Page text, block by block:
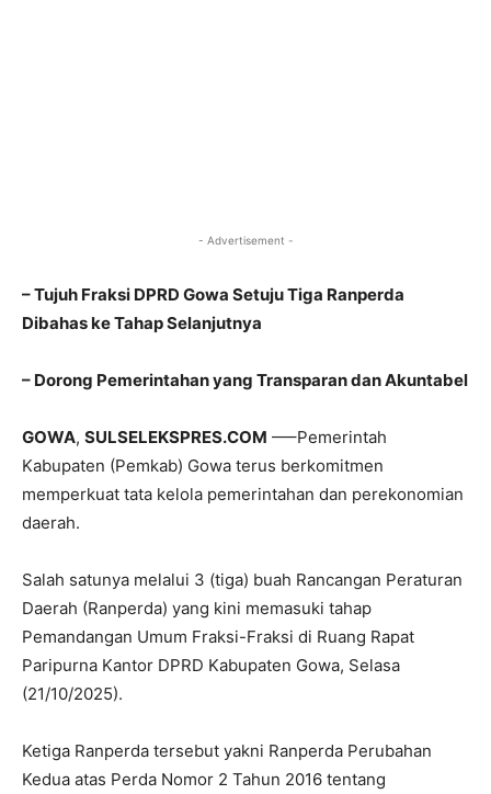
- Advertisement -
– Tujuh Fraksi DPRD Gowa Setuju Tiga Ranperda
Dibahas ke Tahap Selanjutnya
– Dorong Pemerintahan yang Transparan dan Akuntabel
GOWA, SULSELEKSPRES.COM —–Pemerintah
Kabupaten (Pemkab) Gowa terus berkomitmen
memperkuat tata kelola pemerintahan dan perekonomian
daerah.
Salah satunya melalui 3 (tiga) buah Rancangan Peraturan
Daerah (Ranperda) yang kini memasuki tahap
Pemandangan Umum Fraksi-Fraksi di Ruang Rapat
Paripurna Kantor DPRD Kabupaten Gowa, Selasa
(21/10/2025).
Ketiga Ranperda tersebut yakni Ranperda Perubahan
Kedua atas Perda Nomor 2 Tahun 2016 tentang